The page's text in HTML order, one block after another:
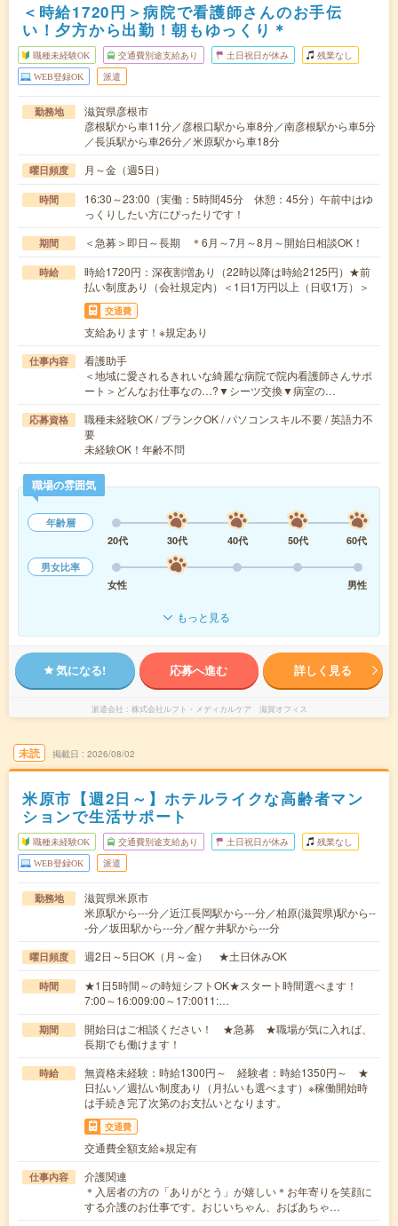
＜時給1720円＞病院で看護師さんのお手伝
い！夕方から出勤！朝もゆっくり＊
職種未経験OK 交通費別途支給あり 土日祝日が休み 残業なし
WEB登録OK 派遣
勤務地
滋賀県彦根市
彦根駅から車11分／彦根口駅から車8分／南彦根駅から車5分
／長浜駅から車26分／米原駅から車18分
曜日頻度 月～金（週5日）
時間
16:30～23:00（実働：5時間45分 休憩：45分）午前中はゆ
っくりしたい方にぴったりです！
期間 ＜急募＞即日～長期 ＊6月～7月～8月～開始日相談OK！
時給
時給1720円：深夜割増あり（22時以降は時給2125円）★前
払い制度あり（会社規定内）＜1日1万円以上（日収1万）＞
交通費
支給あります！※規定あり
仕事内容
看護助手
＜地域に愛されるきれいな綺麗な病院で院内看護師さんサポ
ート＞どんなお仕事なの…?▼シーツ交換▼病室の…
応募資格
職種未経験OK / ブランクOK / パソコンスキル不要 / 英語力不
要
未経験OK！年齢不問
職場の雰囲気
年齢層
20代
30代 40代 50代
60代
男女比率
女性
男性
もっと見る
気になる! 応募へ進む 詳しく見る
派遣会社 株式会社ルフト・メディカルケア 滋賀オフィス
未読 掲載日 2026/08/02
米原市【週2日～】ホテルライクな高齢者マン
ションで生活サポート
職種未経験OK 交通費別途支給あり 土日祝日が休み 残業なし
WEB登録OK 派遣
勤務地
滋賀県米原市
米原駅から---分／近江長岡駅から---分／柏原(滋賀県)駅から--
-分／坂田駅から---分／醒ケ井駅から---分
曜日頻度 週2日～5日OK（月～金） ★土日休みOK
時間
★1日5時間～の時短シフトOK★スタート時間選べます！
7:00～16:009:00～17:0011:…
期間
開始日はご相談ください！ ★急募 ★職場が気に入れば、
長期でも働けます！
時給
無資格未経験：時給1300円～ 経験者：時給1350円～ ★
日払い／週払い制度あり（月払いも選べます）※稼働開始時
は手続き完了次第のお支払いとなります。
交通費
交通費全額支給※規定有
仕事内容
介護関連
＊入居者の方の「ありがとう」が嬉しい＊お年寄りを笑顔に
する介護のお仕事です。おじいちゃん、おばあちゃ…